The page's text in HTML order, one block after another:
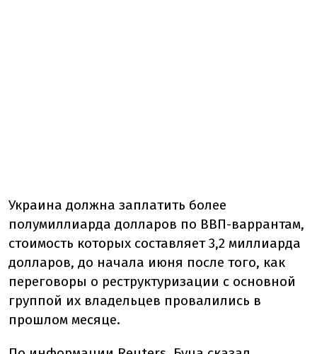
Украина должна заплатить более
полумиллиарда долларов по ВВП-варрантам,
стоимость которых составляет 3,2 миллиарда
долларов, до начала июня после того, как
переговоры о реструктуризации с основной
группой их владельцев провалились в
прошлом месяце.